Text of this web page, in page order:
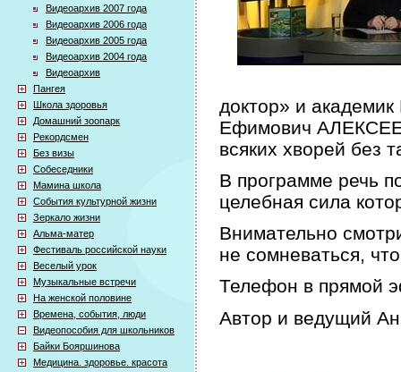
Видеоархив 2007 года
Видеоархив 2006 года
Видеоархив 2005 года
Видеоархив 2004 года
Видеоархив
Пангея
Школа здоровья
Домашний зоопарк
Рекордсмен
Без визы
Собеседники
Мамина школа
События культурной жизни
Зеркало жизни
Альма-матер
Фестиваль российской науки
Веселый урок
Музыкальные встречи
На женской половине
Времена, события, люди
Видеопособия для школьников
Байки Бояршинова
Медицина. здоровье. красота
доктор» и
Ефимович
всяких хворей без
В программе речь
целебная сила
Внимательно
не сомневаться,
Телефон в прямой
Автор и ведущий